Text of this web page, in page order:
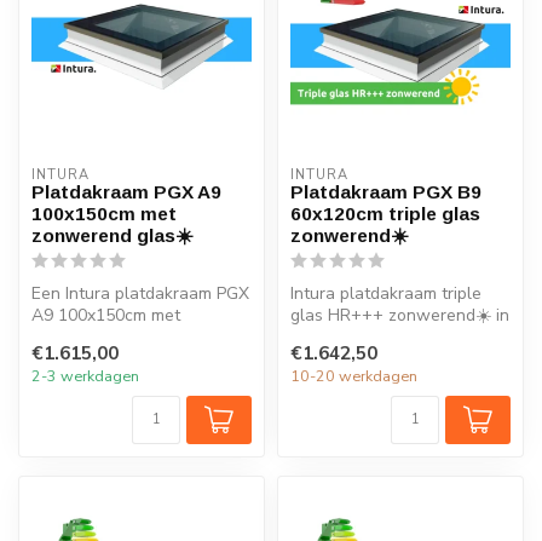
INTURA
Platdakraam PGX A9
100x150cm met
zonwerend glas☀️
Een Intura platdakraam PGX
A9 100x150cm met
vertrek ...
€1.615,00
2-3 werkdagen
INTURA
Platdakraam PGX B9
60x120cm triple glas
zonwerend☀️
Intura platdakraam triple
glas HR+++ zonwerend☀️ in
...
€1.642,50
10-20 werkdagen